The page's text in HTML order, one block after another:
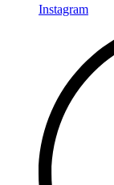
Instagram